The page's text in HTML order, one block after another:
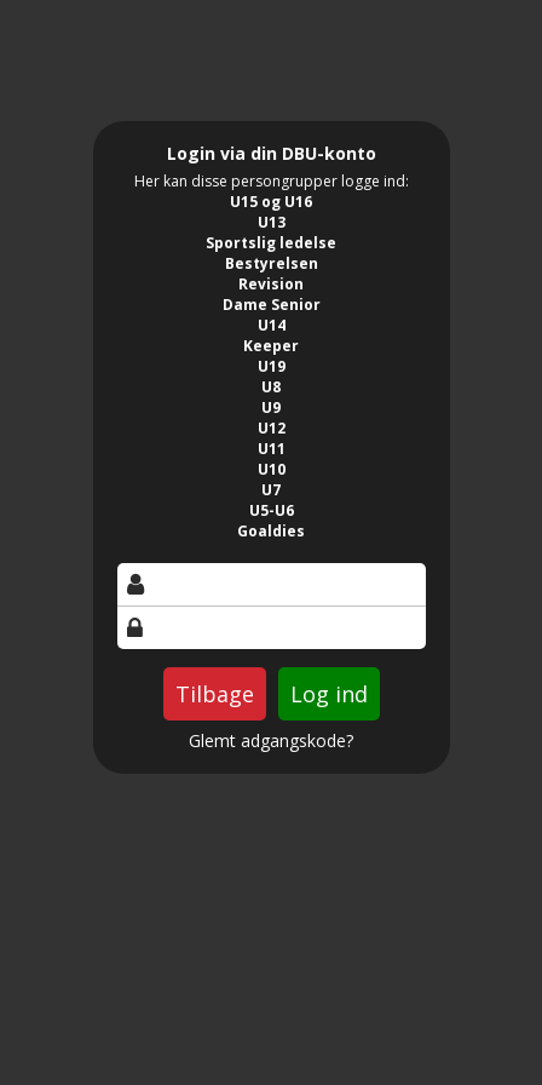
Login via din DBU-konto
Her kan disse persongrupper logge ind:
U15 og U16
U13
Sportslig ledelse
Bestyrelsen
Revision
Dame Senior
U14
Keeper
U19
U8
U9
U12
U11
U10
U7
U5-U6
Goaldies
Tilbage
Glemt adgangskode?